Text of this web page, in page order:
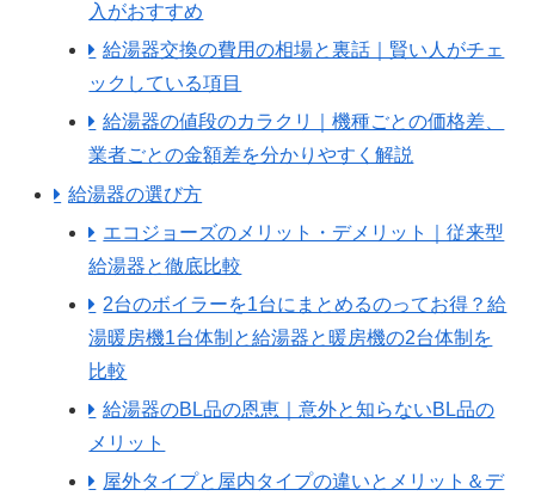
入がおすすめ
給湯器交換の費用の相場と裏話｜賢い人がチェ
ックしている項目
給湯器の値段のカラクリ｜機種ごとの価格差、
業者ごとの金額差を分かりやすく解説
給湯器の選び方
エコジョーズのメリット・デメリット｜従来型
給湯器と徹底比較
2台のボイラーを1台にまとめるのってお得？給
湯暖房機1台体制と給湯器と暖房機の2台体制を
比較
給湯器のBL品の恩恵｜意外と知らないBL品の
メリット
屋外タイプと屋内タイプの違いとメリット＆デ